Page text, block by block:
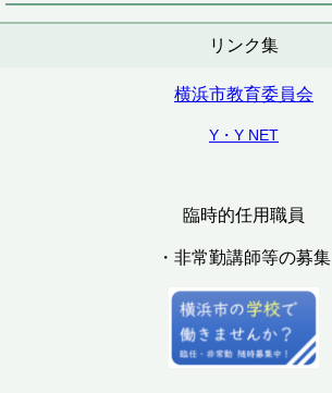
リンク集
横浜市教育委員会
Y・Y NET
臨時的任用職員
・非常勤講師等の募集